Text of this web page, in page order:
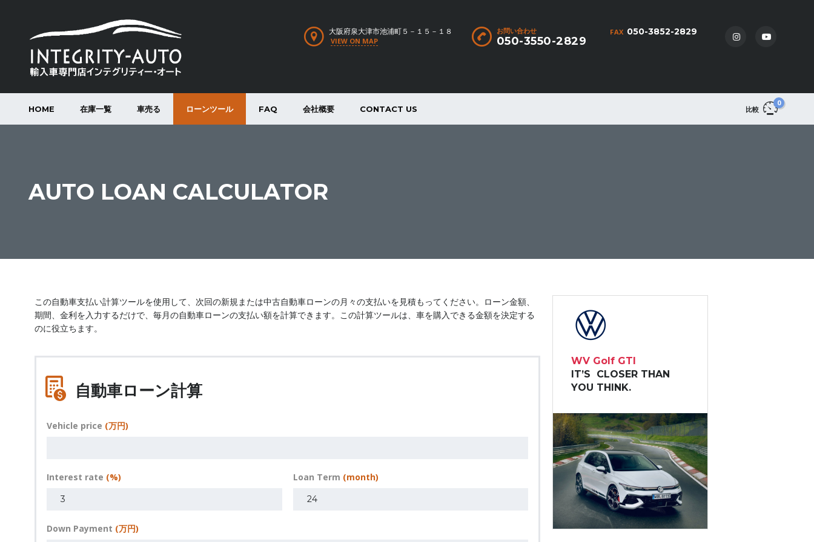
FAX 050-3852-2829
お問い合わせ
050-3550-2829
大阪府泉大津市池浦町５－１５－１８
VIEW ON MAP
比較
0
HOME 在庫一覧 車売る ローンツール FAQ 会社概要 CONTACT US
AUTO LOAN CALCULATOR
この自動車支払い計算ツールを使用して、次回の新規または中古自動車ローンの月々の支払いを見積もってください。ローン金額、
期間、金利を入力するだけで、毎月の自動車ローンの支払い額を計算できます。この計算ツールは、車を購入できる金額を決定する
のに役立ちます。
自動車ローン計算
Vehicle price (万円)
Interest rate (%) Loan Term (month)
Down Payment (万円)
WV Golf GTI
IT’S CLOSER THAN
YOU THINK.